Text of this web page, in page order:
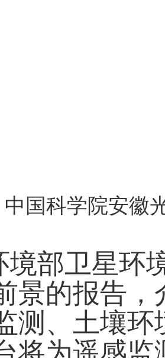
中国科学院安徽
境部卫星环
景的报告
测、土壤